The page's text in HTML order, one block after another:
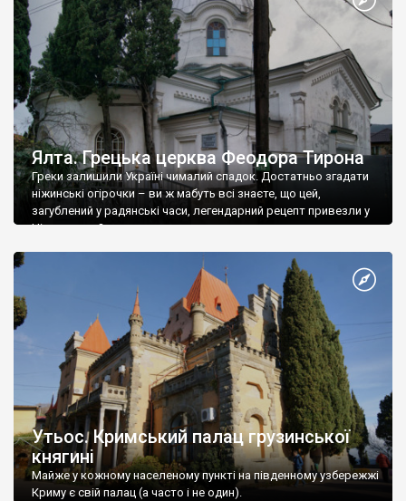
Ялта. Грецька церква Феодора Тирона
Греки залишили Україні чималий спадок. Достатньо згадати
ніжинські огірочки – ви ж мабуть всі знаєте, що цей,
загублений у радянські часи, легендарний рецепт привезли у
Ніжин греки?
Утьос. Кримський палац грузинської
княгині
Майже у кожному населеному пункті на південному узбережжі
Криму є свій палац (а часто і не один).